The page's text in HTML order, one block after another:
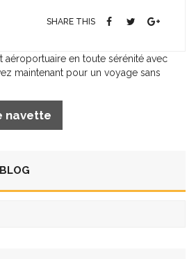
SHARE THIS
aéroportuaire en toute sérénité avec
maintenant pour un voyage sans
navette